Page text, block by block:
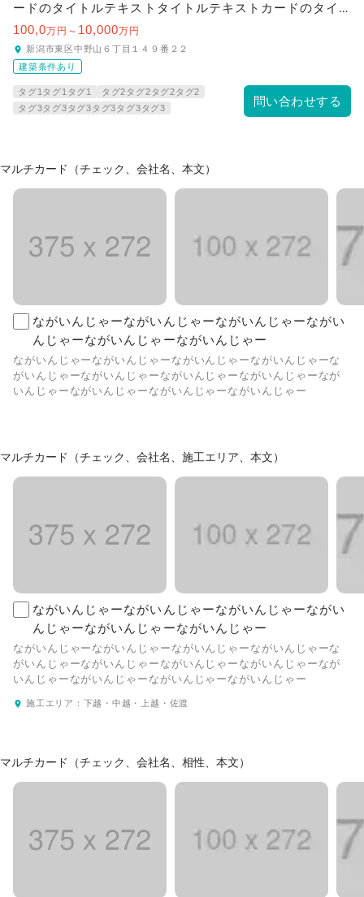
ードのタイトルテキストタイトルテキストカードのタイ
トルテキスト
100,0万円～ 10,000万円
新潟市東区中野山６丁目１４９番２２
建築条件あり
タグ1タグ1タグ1
タグ2タグ2タグ2タグ2
タグ3タグ3タグ3タグ3タグ3タグ3
問い合わせする
マルチカード（チェック、会社名、本文）
ながいんじゃーながいんじゃーながいんじゃーながい
んじゃーながいんじゃーながいんじゃー
ながいんじゃーながいんじゃーながいんじゃーながいんじゃーな
がいんじゃーながいんじゃーながいんじゃーながいんじゃーなが
いんじゃーながいんじゃーながいんじゃーながいんじゃー
マルチカード（チェック、会社名、施工エリア、本文）
ながいんじゃーながいんじゃーながいんじゃーながい
んじゃーながいんじゃーながいんじゃー
ながいんじゃーながいんじゃーながいんじゃーながいんじゃーな
がいんじゃーながいんじゃーながいんじゃーながいんじゃーなが
いんじゃーながいんじゃーながいんじゃーながいんじゃー
施工エリア： 下越・中越・上越・佐渡
マルチカード（チェック、会社名、相性、本文）